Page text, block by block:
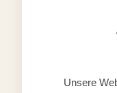
Unsere